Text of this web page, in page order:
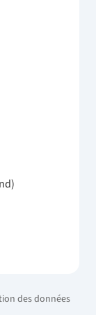
des données